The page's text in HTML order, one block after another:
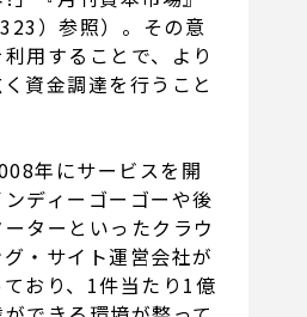
）参照）。その意
用することで、より
資金調達を行うこと
年にサービスを開
ディーゴーゴーや後
ターといったクラウ
・サイト運営会社が
おり、1件当たり1億